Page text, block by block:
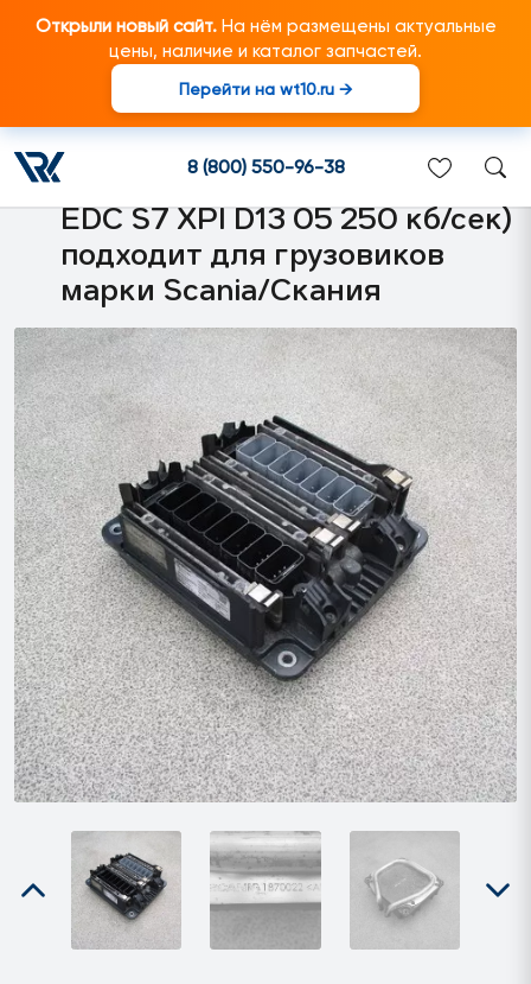
Открыли новый сайт.На нём размещены актуальные
цены, наличие и каталог запчастей.
Перейти на wt10.ru →
8 (800) 550-96-38
2420308 ECU EMS
Электронный блок
управления двигателем (E44
EDC S7 XPI D13 05 250 кб/сек)
подходит для грузовиков
марки Scania/Скания